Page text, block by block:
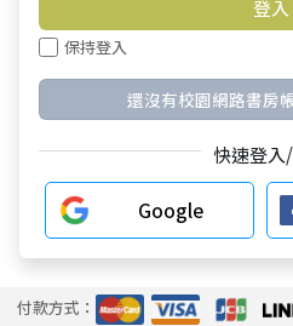
保持登入
還沒有校園網路書房
快速登入
Google
付款方式：